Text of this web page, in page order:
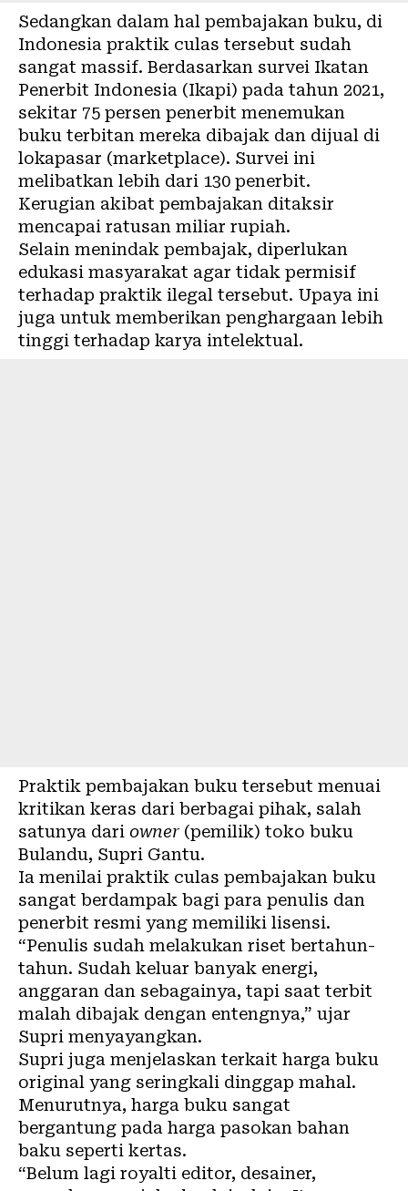
Sedangkan dalam hal pembajakan buku, di
Indonesia praktik culas tersebut sudah
sangat massif. Berdasarkan survei Ikatan
Penerbit Indonesia (Ikapi) pada tahun 2021,
sekitar 75 persen penerbit menemukan
buku terbitan mereka dibajak dan dijual di
lokapasar (marketplace). Survei ini
melibatkan lebih dari 130 penerbit.
Kerugian akibat pembajakan ditaksir
mencapai ratusan miliar rupiah.
Selain menindak pembajak, diperlukan
edukasi masyarakat agar tidak permisif
terhadap praktik ilegal tersebut. Upaya ini
juga untuk memberikan penghargaan lebih
tinggi terhadap karya intelektual.
Praktik pembajakan buku tersebut menuai
kritikan keras dari berbagai pihak, salah
satunya dari owner (pemilik) toko buku
Bulandu, Supri Gantu.
Ia menilai praktik culas pembajakan buku
sangat berdampak bagi para penulis dan
penerbit resmi yang memiliki lisensi.
“Penulis sudah melakukan riset bertahun-
tahun. Sudah keluar banyak energi,
anggaran dan sebagainya, tapi saat terbit
malah dibajak dengan entengnya,” ujar
Supri menyayangkan.
Supri juga menjelaskan terkait harga buku
original yang seringkali dinggap mahal.
Menurutnya, harga buku sangat
bergantung pada harga pasokan bahan
baku seperti kertas.
“Belum lagi royalti editor, desainer,